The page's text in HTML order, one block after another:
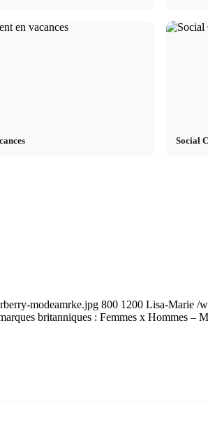
Social
modeamrke.jpg 800 1200 Lisa-Marie /
britanniques : Femmes x Hommes –